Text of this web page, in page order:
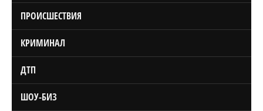
ПРОИСШЕСТВИЯ
КРИМИНАЛ
ДТП
ШОУ-БИЗ